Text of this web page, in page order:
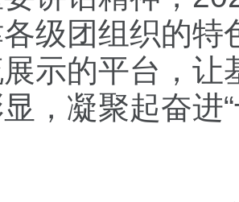
级团组织的特
示的平台，让
，凝聚起奋进